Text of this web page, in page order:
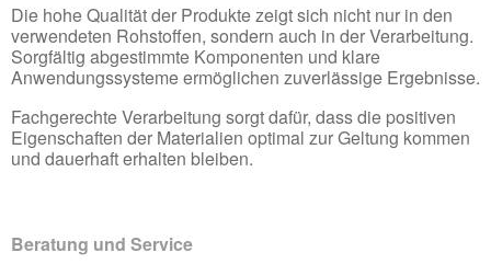
Die hohe Qualität der Produkte zeigt sich nicht nur in den
verwendeten Rohstoffen, sondern auch in der Verarbeitung.
Sorgfältig abgestimmte Komponenten und klare
Anwendungssysteme ermöglichen zuverlässige Ergebnisse.
Fachgerechte Verarbeitung sorgt dafür, dass die positiven
Eigenschaften der Materialien optimal zur Geltung kommen
und dauerhaft erhalten bleiben.
Beratung und Service